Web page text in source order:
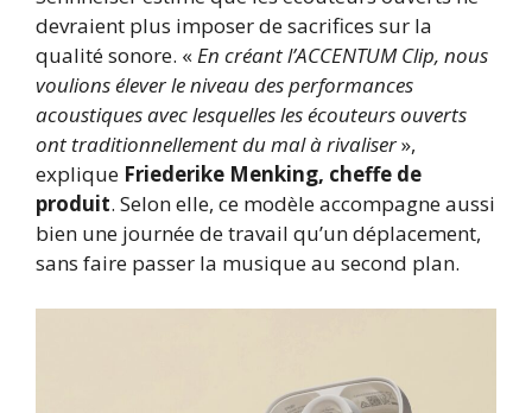
devraient plus imposer de sacrifices sur la
qualité sonore. « En créant l’ACCENTUM Clip, nous
voulions élever le niveau des performances
acoustiques avec lesquelles les écouteurs ouverts
ont traditionnellement du mal à rivaliser»,
explique Friederike Menking, cheffe de
produit. Selon elle, ce modèle accompagne aussi
bien une journée de travail qu’un déplacement,
sans faire passer la musique au second plan.